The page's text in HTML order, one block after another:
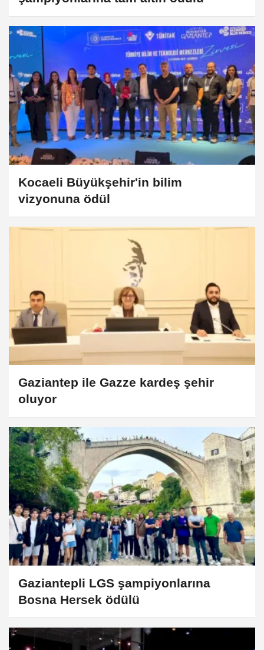
Kocaeli Büyükşehir'in bilim
vizyonuna ödül
Gaziantep ile Gazze kardeş şehir
oluyor
Gaziantepli LGS şampiyonlarına
Bosna Hersek ödülü